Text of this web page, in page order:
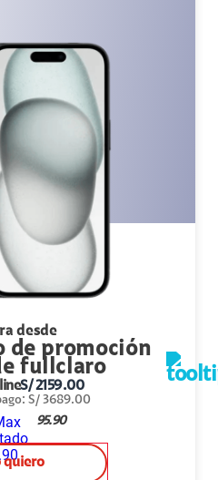
desde
S/2159.00
: S/ 3689.00
95.90
quiero